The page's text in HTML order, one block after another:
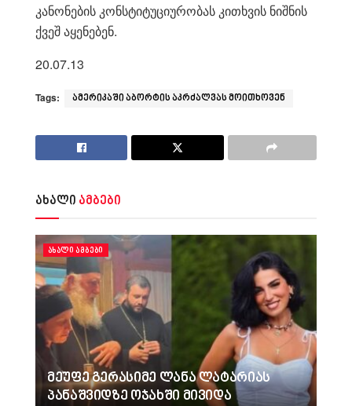
კანონების კონსტიტუციურობას კითხვის ნიშნის
ქვეშ აყენებენ.
20.07.13
Tags: ამერიკაში აბორტის აკრძალვას მოითხოვენ
ახალი ამბები
ᲐᲮᲐᲚᲘ ᲐᲛᲑᲔᲑᲘ
მეუფე გერასიმე ლანა ლატარიას
პანაშვიდზე ოჯახში მივიდა